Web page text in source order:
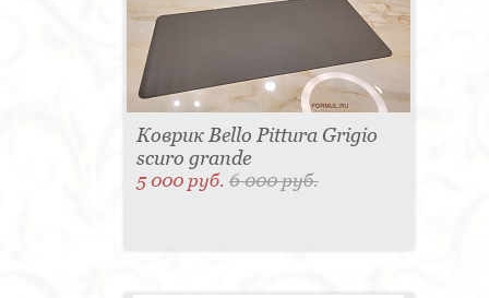
Коврик Bello Pittura Grigio
scuro grande
5 000 руб.6 000 руб.